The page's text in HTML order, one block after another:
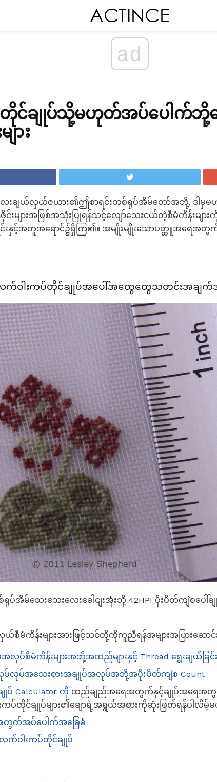
ad
င်ချုပ်သို့မဟုတ်အပ်ပေါက်ဘို့သ
ား
းချယ်လှယ်ဇယား၏ဤစာရင်းတစ်ရုပ်အိမ်တော်အဘို့, ဒါမှ
းများအဖြစ်အသုံးပြုရန်သင့်လျော်သေးငယ်တဲ့စီမံကိန်းမျ
ရင်းနှင့်အတူအရောင်၌ရှိကြ၏။ အမျိုးမျိုးသောပတ္တူအရေအတွ
က်ဝါးကပ်တိုင်ချုပ်အပေါ်အထွေထွေသတင်းအချ
ပ်အိမ်သေးသေးလေးခေါငျးအုံးဘို့ 42HPI ပိုးပိတ်ကျဲစပေါ်ခ
စီမံကိန်းများအားဖြင့်သင်တို့ကိုကူညီရန်အများအပြားဆောင်း
လုပ်စီမံကိန်းများအဘို့အထည်များနှင့် Thread ရွေးချယ်ခြင်း
ပ်လုပ်အသေးစားအချုပ်အလုပ်အဘို့အပိုးပိတ်ကျဲစ Count
ပ် Calculator ကို ထည်ချည်အရေအတွက်နှင့်ချုပ်အရေအတွက်
တိုင်ချုပ်များ၏ချောရဲ့အရွယ်အစားကိုဆုံးဖြတ်ရန်ပါလိမ့်
အတွက်အပ်ပေါက်အခြေခံ
က်ဝါးကပ်တိုင်ချုပ်